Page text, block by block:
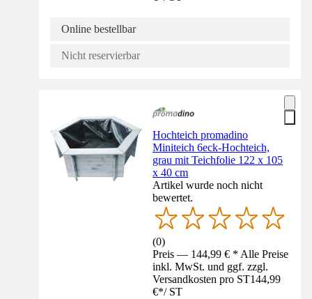
Online bestellbar
Nicht reservierbar
Hochteich promadino
Miniteich 6eck-Hochteich,
grau mit Teichfolie 122 x 105
x 40 cm
Artikel wurde noch nicht
bewertet.
(0)
Preis — 144,99 € * Alle Preise
inkl. MwSt. und ggf. zzgl.
Versandkosten pro ST144,99
€*/ ST